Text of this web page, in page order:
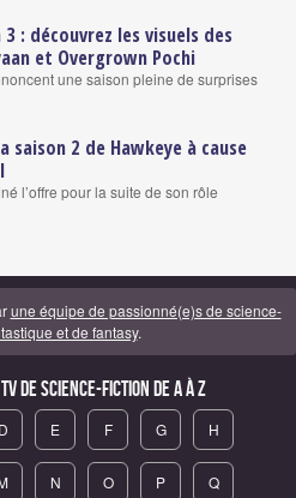
3 : découvrez les visuels des
et Overgrown Pochi
une saison pleine de surprises
saison 2 de Hawkeye à cause
l’offre pour la suite de son rôle
une équipe de passionné(e)s de science-
et de fantasy.
de science-fiction de A à Z
D E F G H
N O P Q